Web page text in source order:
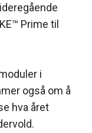
Prime til
i
også om å
hva året